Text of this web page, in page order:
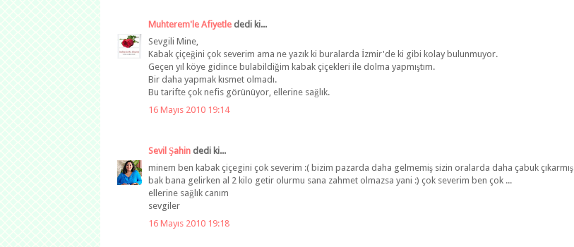
Muhterem'le Afiyetle dedi ki...
Sevgili Mine,
Kabak çiçeğini çok severim ama ne yazık ki buralarda İzmir'de ki gibi kolay bulunmuyor.
Geçen yıl köye gidince bulabildiğim kabak çiçekleri ile dolma yapmıştım.
Bir daha yapmak kısmet olmadı.
Bu tarifte çok nefis görünüyor, ellerine sağlık.
16 Mayıs 2010 19:14
Sevil Şahin dedi ki...
minem ben kabak çiçegini çok severim :( bizim pazarda daha gelmemiş sizin oralarda daha çabuk çıkarmış
bak bana gelirken al 2 kilo getir olurmu sana zahmet olmazsa yani :) çok severim ben çok ...
ellerine sağlık canım
sevgiler
16 Mayıs 2010 19:18